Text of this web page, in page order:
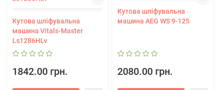
Кутова шліфувальна
машина Vitals-Master
Ls1286HLv
1842.00 грн.
Кутова шліфувальна
машина AEG WS 9-125
2080.00 грн.